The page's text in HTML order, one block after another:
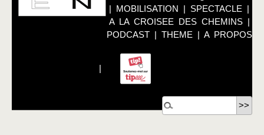
| MOBILISATION | SPECTACLE |
A LA CROISEE DES CHEMINS|
PODCAST| THEME | A PROPOS
|